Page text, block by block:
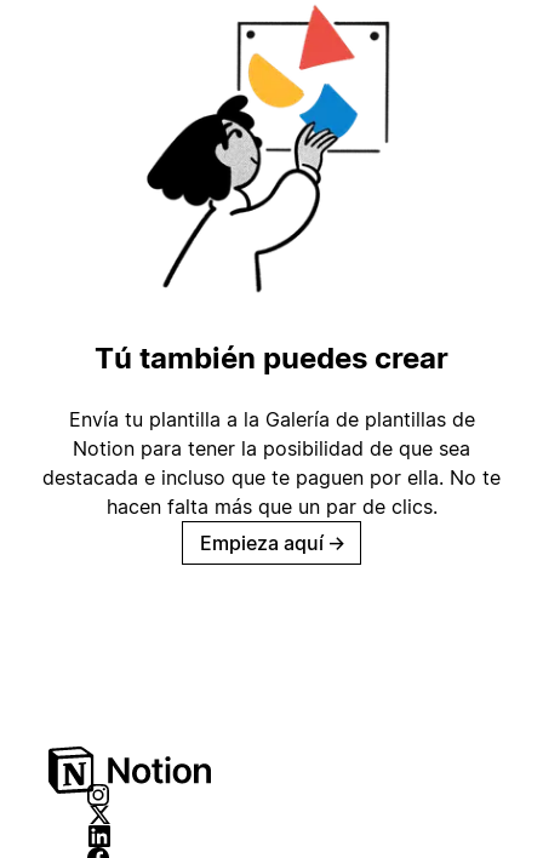
Tú también puedes crear
Envía tu plantilla a la Galería de plantillas de
Notion para tener la posibilidad de que sea
destacada e incluso que te paguen por ella. No te
hacen falta más que un par de clics.
Empieza aquí →